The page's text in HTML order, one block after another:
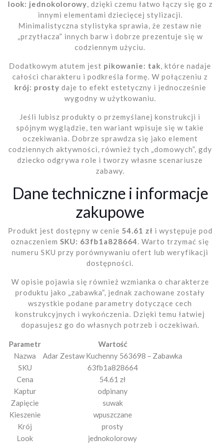
look: jednokolorowy, dzięki czemu łatwo łączy się go z
innymi elementami dziecięcej stylizacji.
Minimalistyczna stylistyka sprawia, że zestaw nie
„przytłacza” innych barw i dobrze prezentuje się w
codziennym użyciu.
Dodatkowym atutem jest pikowanie: tak, które nadaje
całości charakteru i podkreśla formę. W połączeniu z
krój: prosty daje to efekt estetyczny i jednocześnie
wygodny w użytkowaniu.
Jeśli lubisz produkty o przemyślanej konstrukcji i
spójnym wyglądzie, ten wariant wpisuje się w takie
oczekiwania. Dobrze sprawdza się jako element
codziennych aktywności, również tych „domowych”, gdy
dziecko odgrywa role i tworzy własne scenariusze
zabawy.
Dane techniczne i informacje
zakupowe
Produkt jest dostępny w cenie 54.61 zł i występuje pod
oznaczeniem SKU: 63fb1a828664. Warto trzymać się
numeru SKU przy porównywaniu ofert lub weryfikacji
dostępności.
W opisie pojawia się również wzmianka o charakterze
produktu jako „zabawka”, jednak zachowane zostały
wszystkie podane parametry dotyczące cech
konstrukcyjnych i wykończenia. Dzięki temu łatwiej
dopasujesz go do własnych potrzeb i oczekiwań.
Parametr
Wartość
Nazwa
Adar Zestaw Kuchenny 563698 – Zabawka
SKU
63fb1a828664
Cena
54.61 zł
Kaptur
odpinany
Zapięcie
suwak
Kieszenie
wpuszczane
Krój
prosty
Look
jednokolorowy